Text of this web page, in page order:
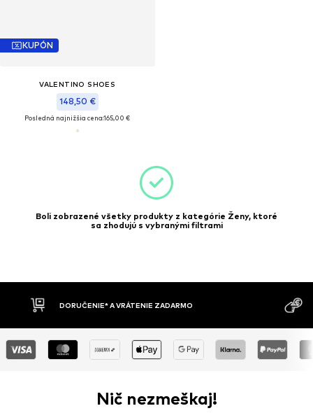
KUPÓN
VALENTINO SHOES
148,50 €
Posledná najnižšia cena:165,00 €
Boli zobrazené všetky produkty z kategórie Ženy, ktoré
sa zhodujú s vybranými filtrami
DORUČENIE* A VRÁTENIE ZADARMO
Nič nezmeškaj!